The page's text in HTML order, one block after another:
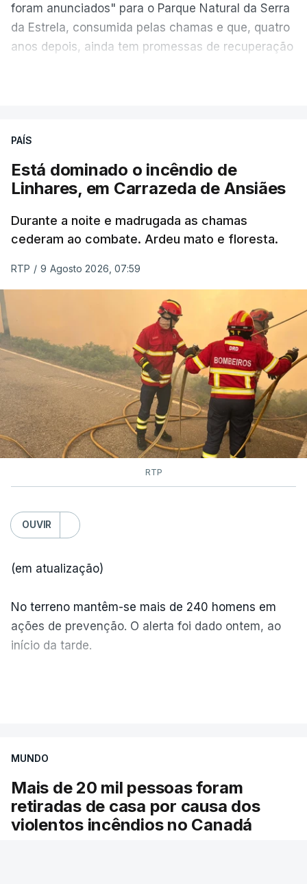
foram anunciados" para o Parque Natural da Serra
da Estrela, consumida pelas chamas e que, quatro
anos depois, ainda tem promessas de recuperação
ESTE CONTEÚDO ESTÁ NESTE
PAÍS
Está dominado o incêndio de
Linhares, em Carrazeda de Ansiães
Durante a noite e madrugada as chamas
cederam ao combate. Ardeu mato e floresta.
RTP / 9 Agosto 2026, 07:59
RTP
OUVIR
(em atualização)
No terreno mantêm-se mais de 240 homens em
ações de prevenção. O alerta foi dado ontem, ao
início da tarde.
MUNDO
Mais de 20 mil pessoas foram
retiradas de casa por causa dos
violentos incêndios no Canadá